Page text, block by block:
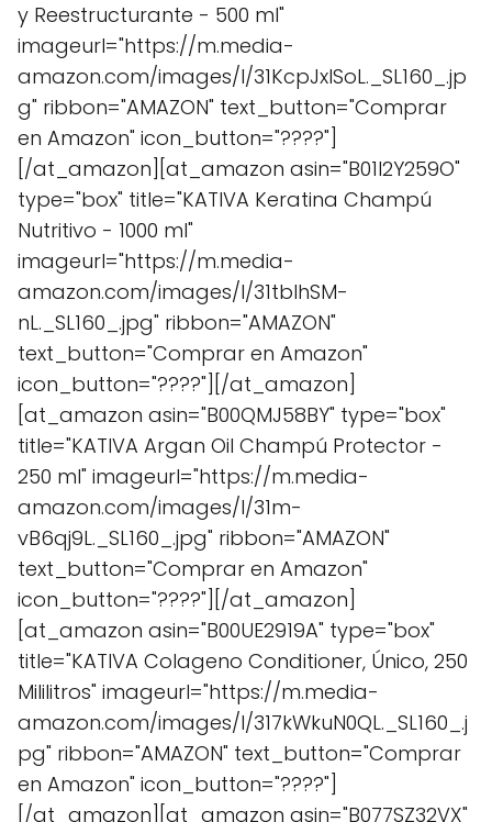
y Reestructurante - 500 ml"
imageurl="https://m.media-
amazon.com/images/I/31KcpJxlSoL._SL160_.jp
g" ribbon="AMAZON" text_button="Comprar
en Amazon" icon_button="????"]
[/at_amazon][at_amazon asin="B01I2Y259O"
type="box" title="KATIVA Keratina Champú
Nutritivo - 1000 ml"
imageurl="https://m.media-
amazon.com/images/I/31tbIhSM-
nL._SL160_.jpg" ribbon="AMAZON"
text_button="Comprar en Amazon"
icon_button="????"][/at_amazon]
[at_amazon asin="B00QMJ58BY" type="box"
title="KATIVA Argan Oil Champú Protector -
250 ml" imageurl="https://m.media-
amazon.com/images/I/31m-
vB6qj9L._SL160_.jpg" ribbon="AMAZON"
text_button="Comprar en Amazon"
icon_button="????"][/at_amazon]
[at_amazon asin="B00UE2919A" type="box"
title="KATIVA Colageno Conditioner, Único, 250
Mililitros" imageurl="https://m.media-
amazon.com/images/I/317kWkuN0QL._SL160_.j
pg" ribbon="AMAZON" text_button="Comprar
en Amazon" icon_button="????"]
[/at_amazon][at_amazon asin="B077SZ32VX"